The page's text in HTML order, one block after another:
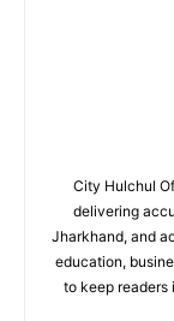
City Hulchul
delivering
Jharkhand, and
education,
to keep readers